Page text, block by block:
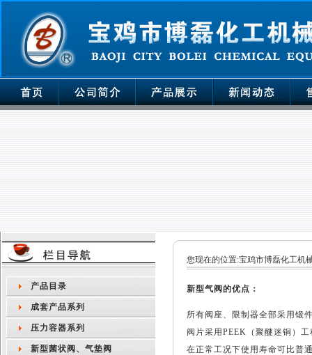
产品目录
成套产品系列
压力容器系列
新型菌状阀、气垫阀
您现在的位置:宝鸡市博磊化工机
新型气阀的优点：
所有阀座、限制器全部采用锻
阀片采用PEEK（聚醚迷铜）
在正常工况下使用寿命可比普